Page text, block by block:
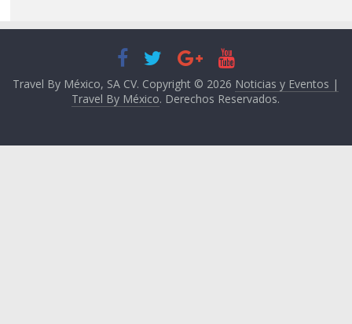
Travel By México, SA CV. Copyright © 2026 Noticias y Eventos |
Travel By México. Derechos Reservados.